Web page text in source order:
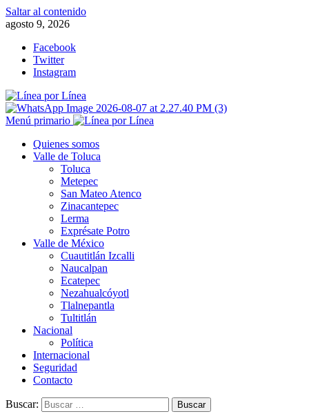
Saltar al contenido
agosto 9, 2026
Facebook
Twitter
Instagram
Menú primario
Quienes somos
Valle de Toluca
Toluca
Metepec
San Mateo Atenco
Zinacantepec
Lerma
Exprésate Potro
Valle de México
Cuautitlán Izcalli
Naucalpan
Ecatepec
Nezahualcóyotl
Tlalnepantla
Tultitlán
Nacional
Política
Internacional
Seguridad
Contacto
Buscar: